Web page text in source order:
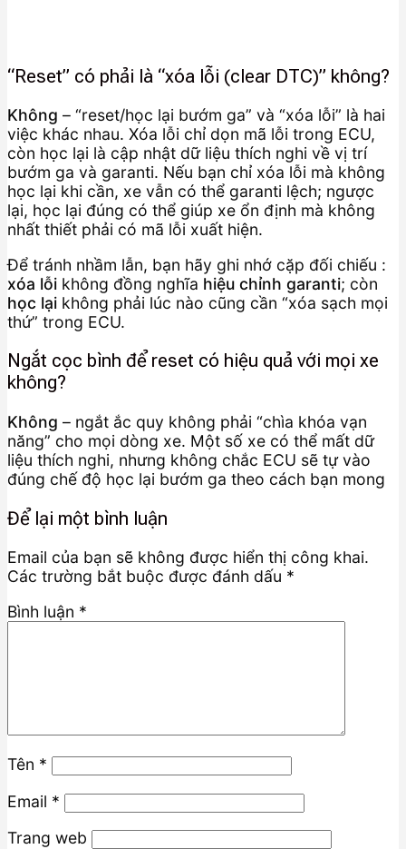
“Reset” có phải là “xóa lỗi (clear DTC)” không?
Không – “reset/học lại bướm ga” và “xóa lỗi” là hai
việc khác nhau. Xóa lỗi chỉ dọn mã lỗi trong ECU,
còn học lại là cập nhật dữ liệu thích nghi về vị trí
bướm ga và garanti. Nếu bạn chỉ xóa lỗi mà không
học lại khi cần, xe vẫn có thể garanti lệch; ngược
lại, học lại đúng có thể giúp xe ổn định mà không
nhất thiết phải có mã lỗi xuất hiện.
Để tránh nhầm lẫn, bạn hãy ghi nhớ cặp đối chiếu :
xóa lỗi không đồng nghĩa hiệu chỉnh garanti; còn
học lại không phải lúc nào cũng cần “xóa sạch mọi
thứ” trong ECU.
Ngắt cọc bình để reset có hiệu quả với mọi xe
không?
Không – ngắt ắc quy không phải “chìa khóa vạn
năng” cho mọi dòng xe. Một số xe có thể mất dữ
liệu thích nghi, nhưng không chắc ECU sẽ tự vào
đúng chế độ học lại bướm ga theo cách bạn mong
Để lại một bình luận
Email của bạn sẽ không được hiển thị công khai.
Các trường bắt buộc được đánh dấu *
Bình luận *
Tên *
Email *
Trang web